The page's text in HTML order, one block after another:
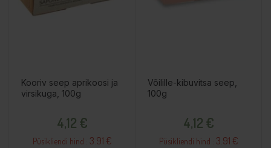
Kooriv seep aprikoosi ja
virsikuga, 100g
4,12 €
Püsikliendi hind : 3.91 €
Võilille-kibuvitsa seep,
100g
4,12 €
Püsikliendi hind : 3.91 €